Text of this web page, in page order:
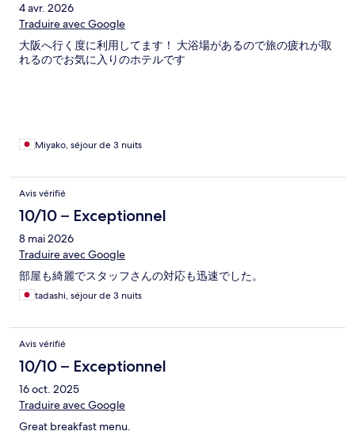
4 avr. 2026
Traduire avec Google
大阪へ行く度に利用してます！ 大浴場があるので旅の疲れが取
れるのでお気に入りのホテルです
Miyako, séjour de 3 nuits
Avis vérifié
10/10 – Exceptionnel
8 mai 2026
Traduire avec Google
部屋も綺麗でスタッフさんの対応も迅速でした。
tadashi, séjour de 3 nuits
Avis vérifié
10/10 – Exceptionnel
16 oct. 2025
Traduire avec Google
Great breakfast menu.